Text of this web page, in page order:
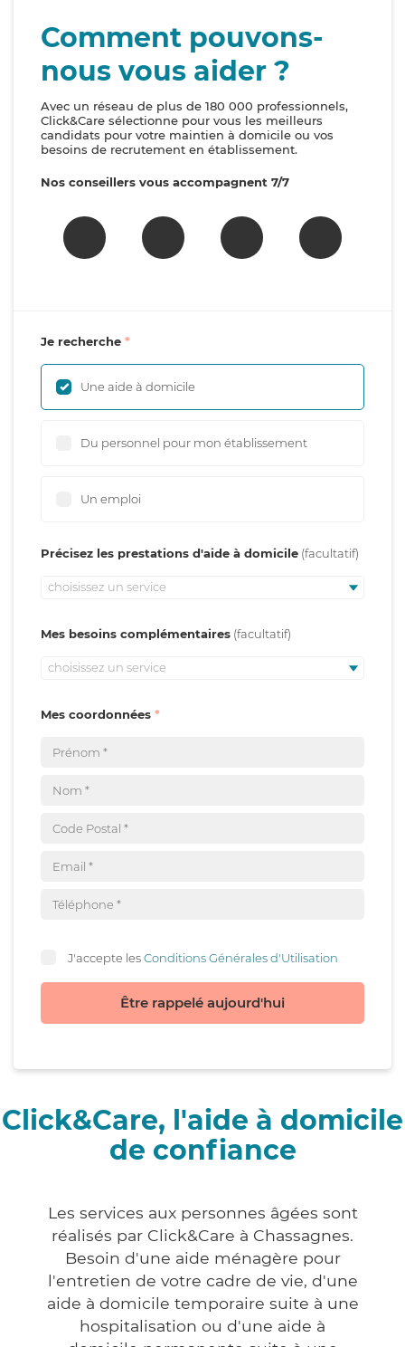
Comment pouvons-
nous vous aider ?
Avec un réseau de plus de 180 000 professionnels,
Click&Care sélectionne pour vous les meilleurs
candidats pour votre maintien à domicile ou vos
besoins de recrutement en établissement.
Nos conseillers vous accompagnent 7/7
Je recherche
Une aide à domicile
Du personnel pour mon établissement
Un emploi
Précisez les prestations d'aide à domicile
choisissez un service
Mes besoins complémentaires
choisissez un service
Mes coordonnées
J'accepte lesConditions Générales d'Utilisation
Être rappelé aujourd'hui
Click&Care, l'aide à domicile
de confiance
Les services aux personnes âgées sont
réalisés par Click&Care à Chassagnes.
Besoin d'une aide ménagère pour
l'entretien de votre cadre de vie, d'une
aide à domicile temporaire suite à une
hospitalisation ou d'une aide à